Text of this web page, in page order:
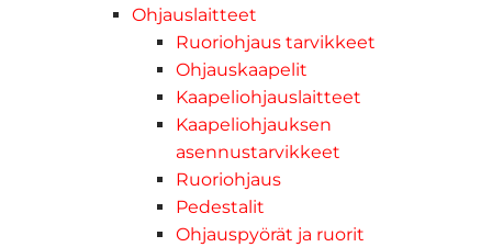
Ohjauslaitteet
Ruoriohjaus tarvikkeet
Ohjauskaapelit
Kaapeliohjauslaitteet
Kaapeliohjauksen
asennustarvikkeet
Ruoriohjaus
Pedestalit
Ohjauspyörät ja ruorit